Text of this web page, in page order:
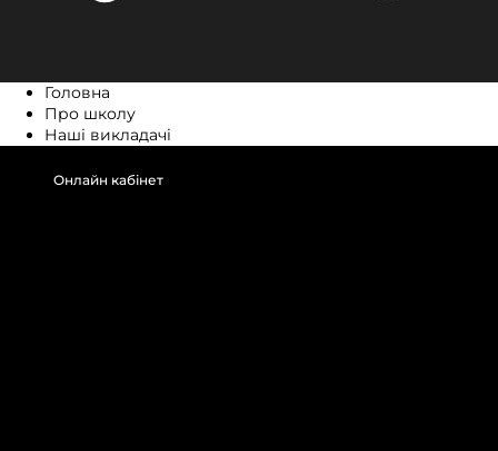
Головна
Про школу
Наші викладачі
Онлайн кабінет